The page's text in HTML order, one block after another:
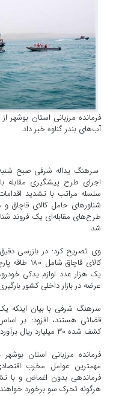
آب‌های بندر گناوه خبر داد.
سرهنگ یداله شرفی صبح
اجرای طرح پیشگیری مقابله با
سلسله مراتب با تشدید
شناورهای حامل کالای قاچاق
طرح‌های مقابله‌ای یک فروند
شد.
وی تصریح کرد: در بازرسی
عرضه در بازار داخلی کشور
سرهنگ شرفی با بیان اینکه
قضائی هستند، افزود: بر
کشف شده ۳۰ میلیارد ریال برآورد شده است.
فرمانده مرزبانی استان
مهمترین عوامل مخرب
فرماندهی بدون اغماض و با
هرگونه تحرک سو برخورد